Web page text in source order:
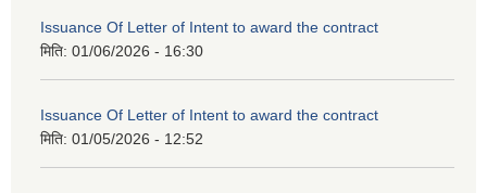
Issuance Of Letter of Intent to award the contract
मिति: 01/06/2026 - 16:30
Issuance Of Letter of Intent to award the contract
मिति: 01/05/2026 - 12:52